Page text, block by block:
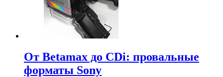
От Betamax до CDi: провальные
форматы Sony